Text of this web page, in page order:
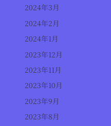
2024年3月
2024年2月
2024年1月
2023年12月
2023年11月
2023年10月
2023年9月
2023年8月